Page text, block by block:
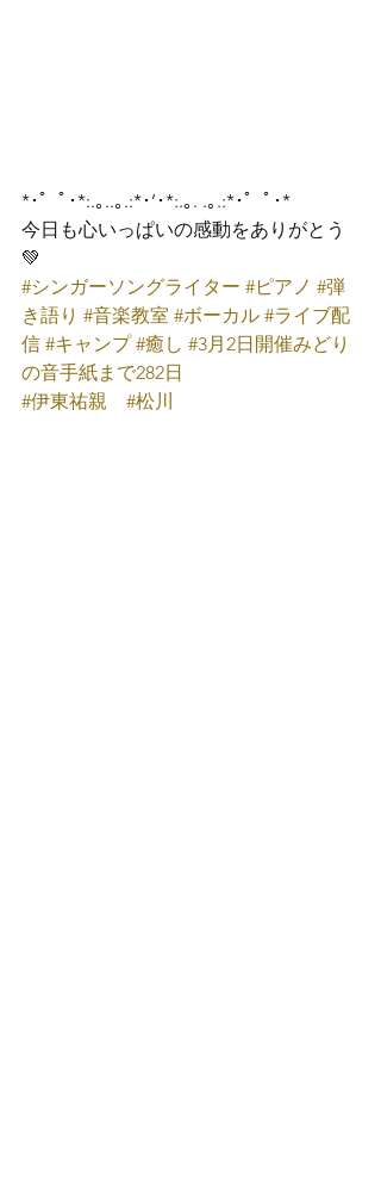
*･゜ﾟ･*:.｡..｡.:*･’･*:.｡. .｡.:*･゜ﾟ･*
今日も心いっぱいの感動をありがとう
💚
#シンガーソングライター #ピアノ #弾
き語り #音楽教室 #ボーカル #ライブ配
信 #キャンプ #癒し #3月2日開催みどり
の音手紙まで282日
#伊東祐親
#松川